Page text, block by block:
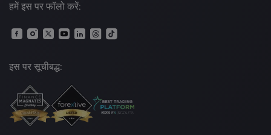
हमें इस पर फॉलो करें:
इस पर सूचीबद्ध: